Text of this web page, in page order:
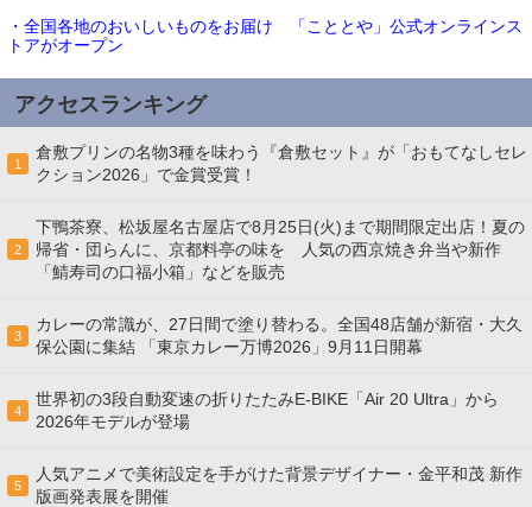
・全国各地のおいしいものをお届け 「こととや」公式オンラインス
トアがオープン
アクセスランキング
1
倉敷プリンの名物3種を味わう『倉敷セット』が「おもてなしセレ
クション2026」で金賞受賞！
2
下鴨茶寮、松坂屋名古屋店で8月25日(火)まで期間限定出店！夏の
帰省・団らんに、京都料亭の味を 人気の西京焼き弁当や新作
「鯖寿司の口福小箱」などを販売
3
カレーの常識が、27日間で塗り替わる。全国48店舗が新宿・大久
保公園に集結 「東京カレー万博2026」9月11日開幕
4
世界初の3段自動変速の折りたたみE-BIKE「Air 20 Ultra」から
2026年モデルが登場
5
人気アニメで美術設定を手がけた背景デザイナー・金平和茂 新作
版画発表展を開催